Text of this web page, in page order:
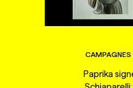
CAMPAGNES
Paprika